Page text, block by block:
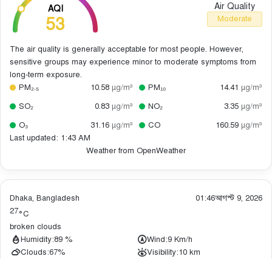
AQI
53
Air Quality
Moderate
The air quality is generally acceptable for most people. However,
sensitive groups may experience minor to moderate symptoms from
long-term exposure.
PM₂.₅
10.58 µg/m³ PM₁₀ 14.41 µg/m³
SO₂
0.83 µg/m³ NO₂ 3.35 µg/m³
O₃
31.16 µg/m³ CO 160.59 µg/m³
Last updated: 1:43 AM
Weather from OpenWeather
Dhaka, Bangladesh 01:46আগস্ট 9, 2026
27°C
broken clouds
Humidity:89 % Wind:9 Km/h
Clouds:67% Visibility:10 km